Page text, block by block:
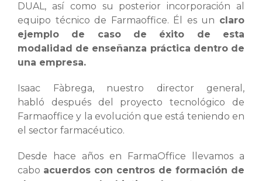
DUAL, así como su posterior incorporación al
equipo técnico de Farmaoffice. Él es un claro
ejemplo de caso de éxito de esta
modalidad de enseñanza práctica dentro de
una empresa.
Isaac Fàbrega, nuestro director general,
habló después del proyecto tecnológico de
Farmaoffice y la evolución que está teniendo en
el sector farmacéutico.
Desde hace años en FarmaOffice llevamos a
cabo acuerdos con centros de formación de